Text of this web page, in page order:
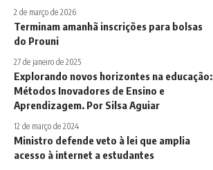
2 de março de 2026
Terminam amanhã inscrições para bolsas
do Prouni
27 de janeiro de 2025
Explorando novos horizontes na educação:
Métodos Inovadores de Ensino e
Aprendizagem. Por Silsa Aguiar
12 de março de 2024
Ministro defende veto à lei que amplia
acesso à internet a estudantes